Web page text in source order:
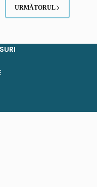
URMĂTORUL